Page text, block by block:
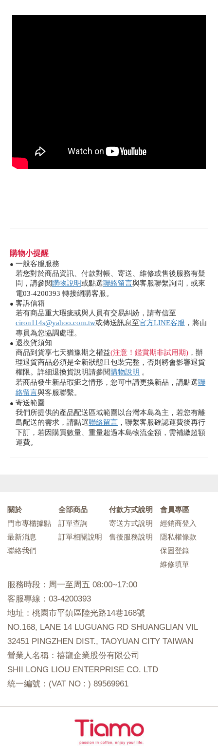
購物小提醒
● 一般客服服務
若您對於商品資訊、付款對帳、寄送、維修或售後服務有疑
問，請參閱購物說明或點選聯絡留言與客服聯繫詢問，或來
電03-4200393 轉接網購客服。
● 客訴信箱
若有商品重大瑕疵或與人員有交易糾紛，請寄信至
ciron114s@yahoo.com.tw或傳送訊息至官方LINE客服 ，將由
專員為您協調處理。
● 退換貨須知
商品到貨享七天猶豫期之權益(注意！鑑賞期非試用期) ，辦
理退貨商品必須是全新狀態且包裝完整，否則將會影響退貨
權限。詳細退換貨說明請參閱購物說明 。
若商品發生新品瑕疵之情形，您可申請更換新品，請點選聯
絡留言與客服聯繫。
● 寄送範圍
我們所提供的產品配送區域範圍以台灣本島為主，若您有離
島配送的需求，請點選聯絡留言 ，聯繫客服確認運費後再行
下訂，若因購買數量、重量超過本島物流金額，需補繳超額
運費。
關於
門市專櫃據點
最新消息
聯絡我們
全部商品
訂單查詢
訂單相關說明
付款方式說明
寄送方式說明
售後服務說明
會員專區
經銷商登入
隱私權條款
保固登錄
維修填單
服務時段：周一至周五 08:00~17:00
客服專線：03-4200393
地址：桃園市平鎮區陸光路14巷168號
NO.168, LANE 14 LUGUANG RD SHUANGLIAN VIL
32451 PINGZHEN DIST., TAOYUAN CITY TAIWAN
營業人名稱：禧龍企業股份有限公司
SHII LONG LIOU ENTERPRISE CO. LTD
統一編號：(VAT NO : ) 89569961